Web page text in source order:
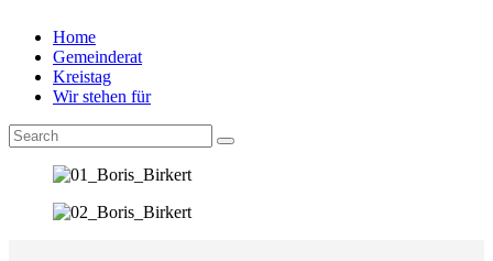
Home
Gemeinderat
Kreistag
Wir stehen für